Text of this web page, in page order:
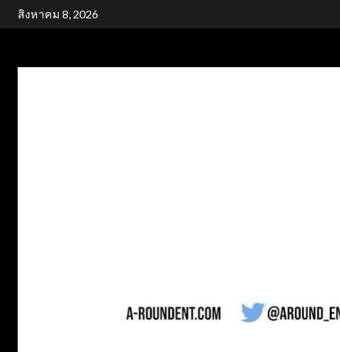
Skipสิงหาคม 8, 2026